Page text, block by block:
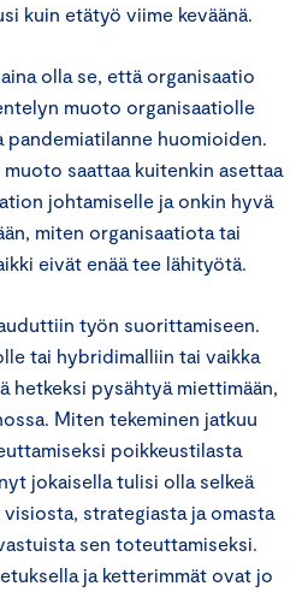
kuin etätyö viime keväänä.
olla se, että organisaatio
muoto organisaatiolle
huomioiden.
saattaa kuitenkin asettaa
johtamiselle ja onkin hyvä
miten organisaatiota tai
eivät enää tee lähityötä.
työn suorittamiseen.
tai hybridimalliin tai vaikka
hetkeksi pysähtyä miettimään,
Miten tekeminen jatkuu
poikkeustilasta
jokaisella tulisi olla selkeä
strategiasta ja omasta
sen toteuttamiseksi.
ja ketterimmät ovat jo